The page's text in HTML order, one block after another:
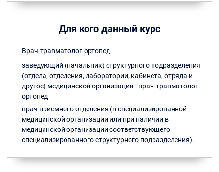
Для кого данный курс
Врач-травматолог-ортопед
заведующий (начальник) структурного подразделения
(отдела, отделения, лаборатории, кабинета, отряда и
другое) медицинской организации - врач-травматолог-
ортопед
врач приемного отделения (в специализированной
медицинской организации или при наличии в
медицинской организации соответствующего
специализированного структурного подразделения).